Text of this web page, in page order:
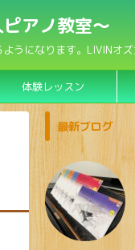
アノ教室〜
うになります。LIVINオズ
体験レッスン
最新ブログ